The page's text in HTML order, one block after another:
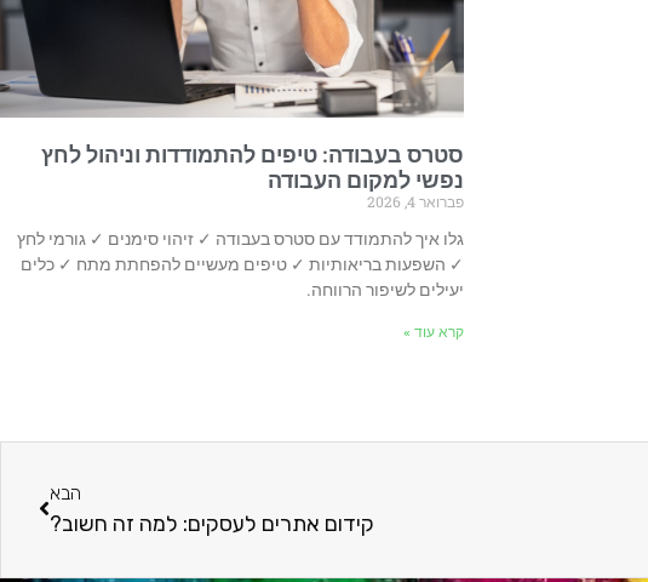
סטרס בעבודה: טיפים להתמודדות וניהול לחץ
נפשי למקום העבודה
פברואר 4, 2026
גלו איך להתמודד עם סטרס בעבודה ✓ זיהוי סימנים ✓ גורמי לחץ
✓ השפעות בריאותיות ✓ טיפים מעשיים להפחתת מתח ✓ כלים
יעילים לשיפור הרווחה.
קרא עוד »
הבא
קידום אתרים לעסקים: למה זה חשוב?